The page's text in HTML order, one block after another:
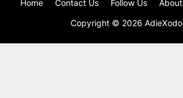
Copyright © 2026
Home Contact Us Follow Us